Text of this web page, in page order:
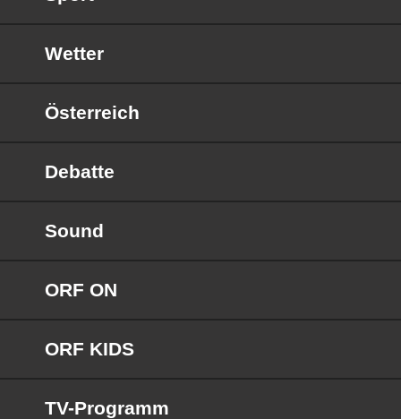
Wetter
Österreich
Debatte
Sound
ORF ON
ORF KIDS
TV-Programm